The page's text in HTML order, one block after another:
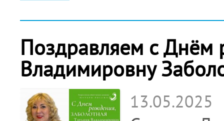
Поздравляем с Днём
Владимировну
13.05.2025